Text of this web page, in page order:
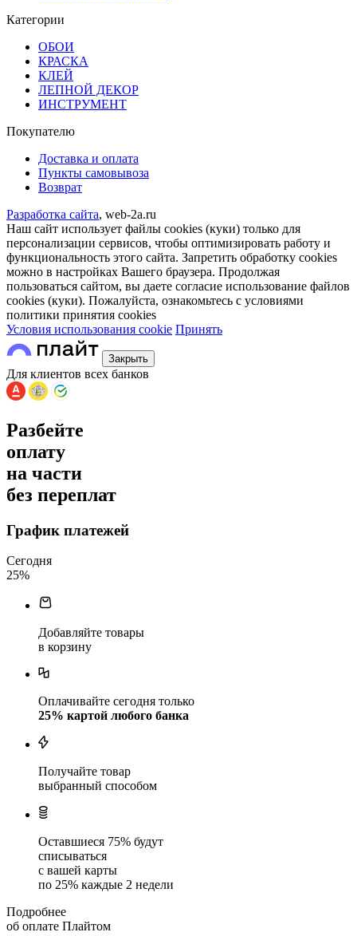
Категории
ОБОИ
КРАСКА
КЛЕЙ
ЛЕПНОЙ ДЕКОР
ИНСТРУМЕНТ
Покупателю
Доставка и оплата
Пункты самовывоза
Возврат
Разработка сайта, web-2a.ru
Наш сайт использует файлы cookies (куки) только для
персонализации сервисов, чтобы оптимизировать работу и
функциональность этого сайта. Запретить обработку cookies
можно в настройках Вашего браузера. Продолжая
пользоваться сайтом, вы даете согласие использование файлов
cookies (куки). Пожалуйста, ознакомьтесь с условиями
политики принятия сookies
Условия использования cookie Принять
Закрыть
Для клиентов всех банков
Разбейте
оплату
на части
без переплат
График платежей
Сегодня
25%
Добавляйте товары
в корзину
Оплачивайте сегодня только
25% картой любого банка
Получайте товар
выбранный способом
Оставшиеся 75% будут
списываться
с вашей карты
по 25% каждые 2 недели
Подробнее
об оплате Плайтом